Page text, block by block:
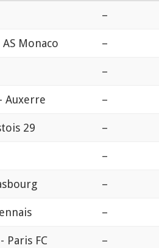
–
Monaco –
–
Auxerre –
29 –
–
–
–
Paris FC –